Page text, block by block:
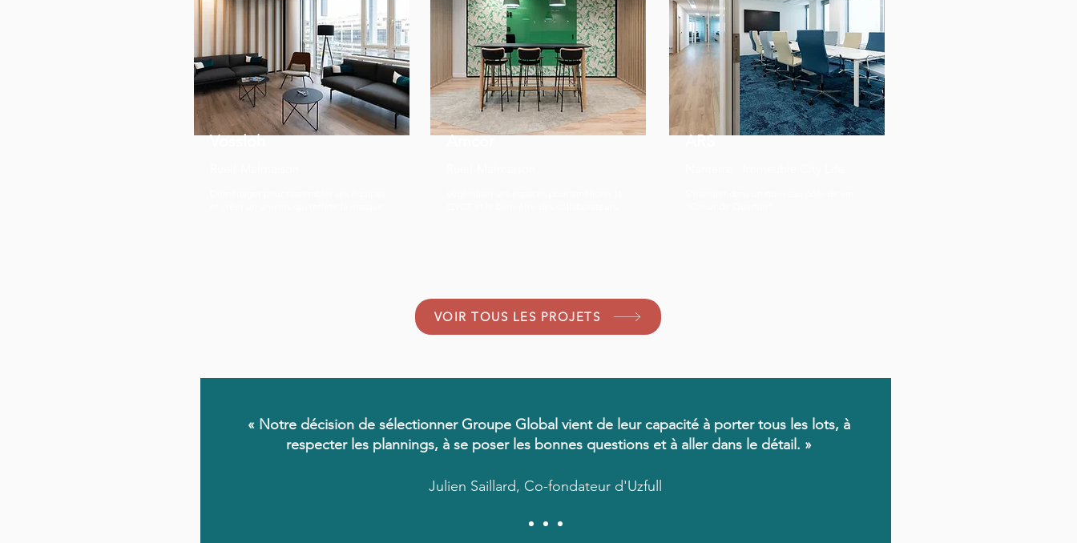
Vossloh Amcor ARS
VOIR TOUS LES PROJETS
« Notre décision de sélectionner Groupe Global vient de leur capacité à porter tous les lots, à
respecter les plannings, à se poser les bonnes questions et à aller dans le détail. »
Julien Saillard, Co-fondateur d'Uzfull